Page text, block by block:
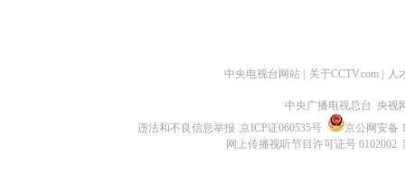
中央电视台网站 关于CCTV.com 人
中央广播电视总台 央视
违法和不良信息举报 京ICP证060535号
京公网安备
网上传播视听节目许可证号 0102002